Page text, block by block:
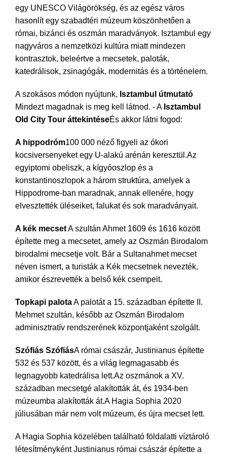
egy UNESCO Világörökség, és az egész város
hasonlít egy szabadtéri múzeum köszönhetően a
római, bizánci és oszmán maradványok. Isztambul egy
nagyváros a nemzetközi kultúra miatt mindezen
kontrasztok, beleértve a mecsetek, paloták,
katedrálisok, zsinagógák, modernitás és a történelem.
A szokásos módon nyújtunk, Isztambul útmutató
Mindezt magadnak is meg kell látnod. - A Isztambul
Old City Tour áttekintéseÉs akkor látni fogod:
A hippodróm100 000 néző figyeli az ókori
kocsiversenyeket egy U-alakú arénán keresztül.Az
egyiptomi obeliszk, a kígyóoszlop és a
konstantinoszlopok a három struktúra, amelyek a
Hippodrome-ban maradnak, annak ellenére, hogy
elvesztették üléseiket, falukat és sok maradványait.
A kék mecsetA szultán Ahmet 1609 és 1616 között
építette meg a mecsetet, amely az Oszmán Birodalom
birodalmi mecsetje volt. Bár a Sultanahmet mecset
néven ismert, a turisták a Kék mecsetnek nevezték,
amikor észrevették a belső kék csempeit.
Topkapi palotaA palotát a 15. században építette II.
Mehmet szultán, később az Oszmán Birodalom
adminisztratív rendszerének központjaként szolgált.
Szófiás SzófiásA római császár, Justinianus építette
532 és 537 között, és a világ legmagasabb és
legnagyobb katedrálisa lett.Az oszmánok a XV.
században mecsetgé alakították át, és 1934-ben
múzeumba alakították át.A Hagia Sophia 2020
júliusában már nem volt múzeum, és újra mecset lett.
A Hagia Sophia közelében található földalatti víztároló
létesítményként Justinianus római császár építette a